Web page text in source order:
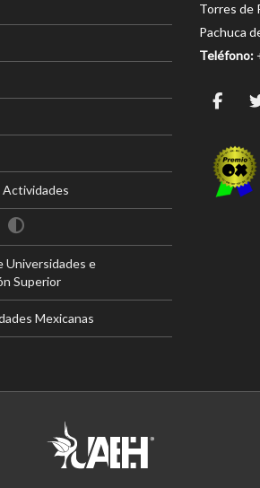
Actividades
Universidades e
Superior
Mexicanas
Torres de
Pachuca
Teléfono: